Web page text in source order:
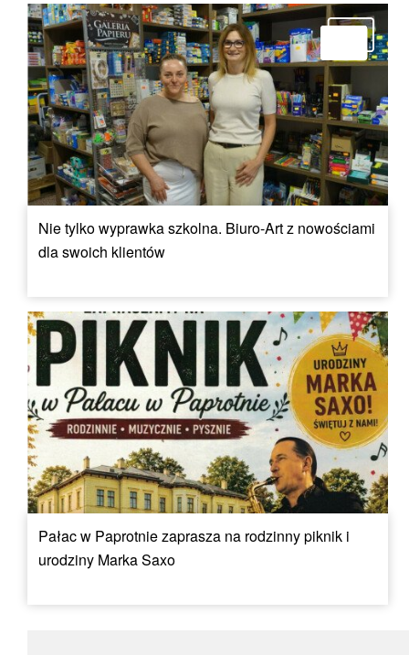
Nie tylko wyprawka szkolna. Biuro-Art z nowościami
dla swoich klientów
Pałac w Paprotnie zaprasza na rodzinny piknik i
urodziny Marka Saxo